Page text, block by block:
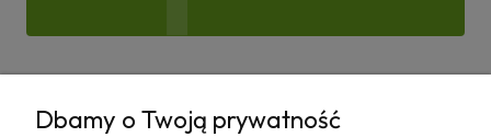
Dbamy o Twoją prywatność